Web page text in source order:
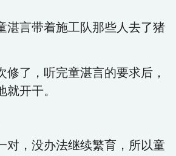
湛言带着施工队那些人去了猪
修了，听完童湛言的要求后，
开干。
对，没办法继续繁育，所以童